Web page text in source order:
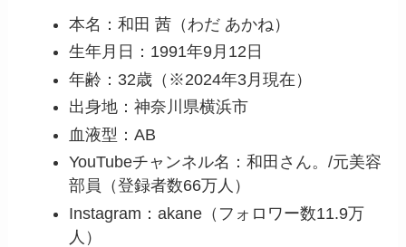
本名：和田 茜（わだ あかね）
生年月日：1991年9月12日
年齢：32歳（※2024年3月現在）
出身地：神奈川県横浜市
血液型：AB
YouTubeチャンネル名：和田さん。/元美容
部員（登録者数66万人）
Instagram：akane（フォロワー数11.9万
人）